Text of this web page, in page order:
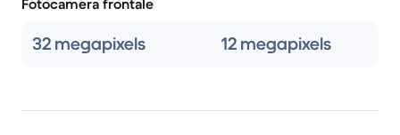
Fotocamera frontale
32 megapixels 12 megapixels